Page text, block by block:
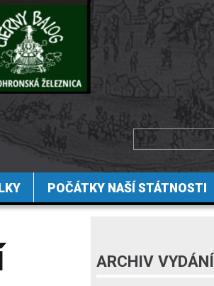
POČÁTKY NAŠÍ STÁTNOSTI
ARCHIV VYDÁNÍ